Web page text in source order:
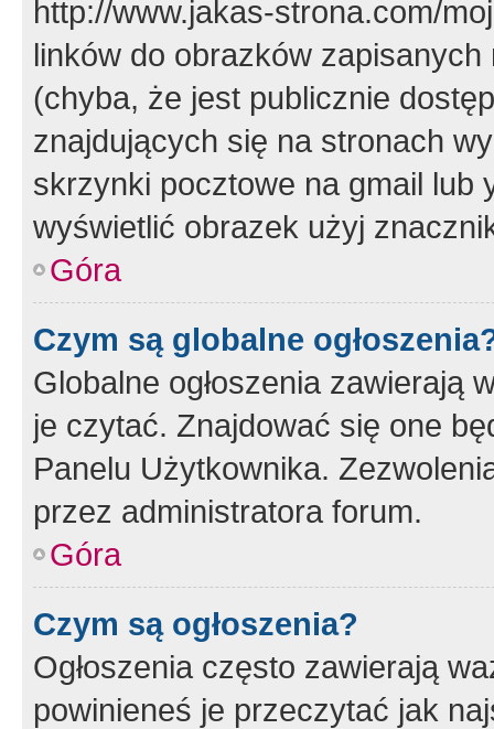
http://www.jakas-strona.com/
linków do obrazków
(chyba, że jest publicznie
znajdujących się na stronach
skrzynki pocztowe na gmail lub
wyświetlić obrazek użyj
Góra
Czym są globalne
Globalne ogłoszenia zawierają
je czytać. Znajdować się one
Panelu Użytkownika.
przez administratora forum.
Góra
Czym są ogłoszenia?
Ogłoszenia często zawierają
powinieneś je przeczytać jak